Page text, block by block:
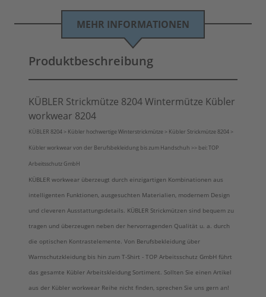
MEHR INFORMATIONEN
Produktbeschreibung
KÜBLER Strickmütze 8204 Wintermütze Kübler
workwear 8204
KÜBLER 8204 > Kübler hochwertige Winterstrickmütze > Kübler Strickmütze 8204 >
Kübler workwear von der Berufsbekleidung bis zum Handschuh >> bei: TOP
Arbeitsschutz GmbH
KÜBLER workwear überzeugt durch einzigartigen Kombinationen aus
intelligenten Funktionen, ausgesuchten Materialien, modernem Design
und cleveren Ausstattungsdetails. KÜBLER Strickmützen sind bequem zu
tragen und überzeugen neben der hervorragenden Qualität u. a. durch
die optischen Kontrastelemente. Von Berufsbekleidung über
Warnschutzkleidung bis hin zum T-Shirt - TOP Arbeitsschutz GmbH führt
das gesamte Kübler Arbeitskleidung Sortiment. Sollten Sie einen Artikel
aus der Kübler workwear Reihe nicht finden, sprechen Sie uns gern an!